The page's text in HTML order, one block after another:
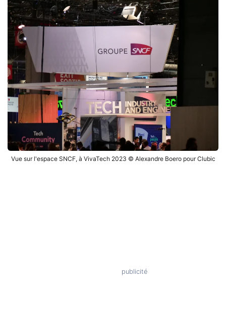
Vue sur l'espace SNCF, à VivaTech 2023 © Alexandre Boero pour Clubic